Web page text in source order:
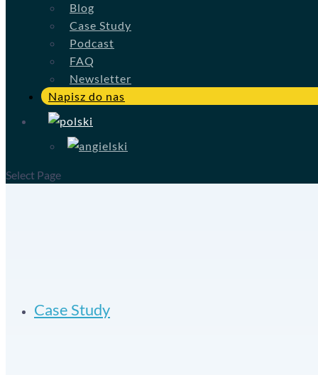
Blog
Case Study
Podcast
FAQ
Newsletter
Napisz do nas
Select Page
Case Study